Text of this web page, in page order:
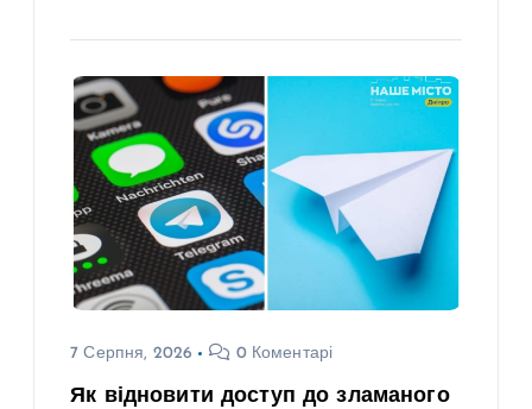
7 Серпня, 2026 0 Коментарі
Як відновити доступ до зламаного